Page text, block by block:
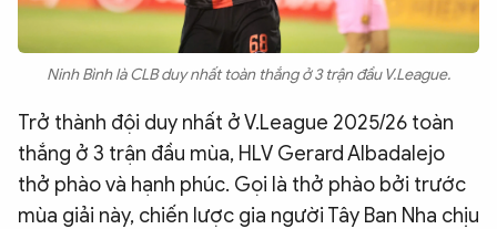
Ninh Bình là CLB duy nhất toàn thắng ở 3 trận đầu V.League.
Trở thành đội duy nhất ở V.League 2025/26 toàn
thắng ở 3 trận đầu mùa, HLV Gerard Albadalejo
thở phào và hạnh phúc. Gọi là thở phào bởi trước
mùa giải này, chiến lược gia người Tây Ban Nha chịu